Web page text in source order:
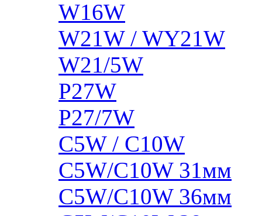
W16W
W21W / WY21W
W21/5W
P27W
P27/7W
C5W / C10W
C5W/C10W 31мм
C5W/C10W 36мм